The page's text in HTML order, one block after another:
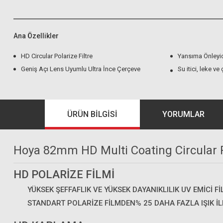
Ana Özellikler
HD Circular Polarize Filtre
Yansıma
Geniş Açı Lens Uyumlu Ultra İnce Çerçeve
Su itici, leke ve
ÜRÜN BILGISI YORUMLAR
Hoya 82mm HD Multi Coating Circular
HD POLARİZE FİLMİ
YÜKSEK ŞEFFAFLIK VE YÜKSEK DAYANIKLILIK UV EMICI
STANDART POLARIZE FILMDEN% 25 DAHA FAZLA IŞIK